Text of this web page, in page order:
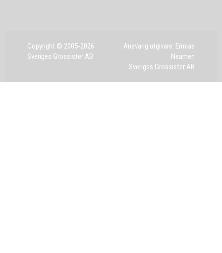
Copyright © 2005-2026
Sveriges Grossister AB
Ansvarig utgivare: Ermias
Neamen
Sveriges Grossister AB